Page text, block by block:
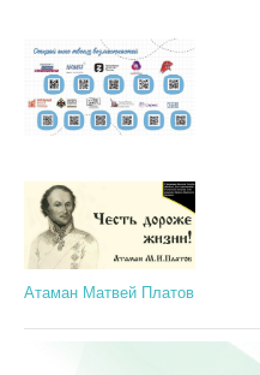
Атаман Матвей Платов